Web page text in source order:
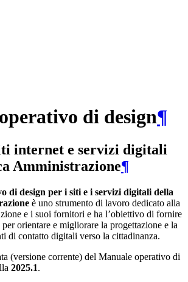
di design¶
internet e servizi digitali
Amministrazione¶
di design per i siti e i servizi digitali della
è uno strumento di lavoro dedicato alla
e i suoi fornitori e ha l’obiettivo di fornire
orientare e migliorare la progettazione e la
di contatto digitali verso la cittadinanza.
(versione corrente) del Manuale operativo di
2025.1.